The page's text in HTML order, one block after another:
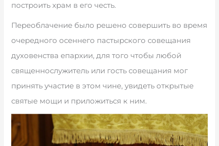
построить храм в его честь.
Переоблачение было решено совершить во время
очередного осеннего пастырского совещания
духовенства епархии, для того чтобы любой
священнослужитель или гость совещания мог
принять участие в этом чине, увидеть открытые
святые мощи и приложиться к ним.